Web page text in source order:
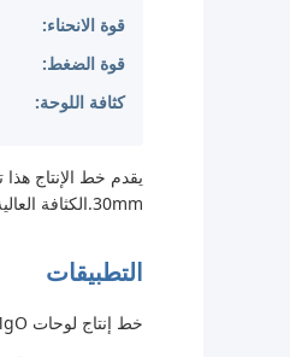
قوة الانحناء:
قوة الضغط:
كثافة اللوحة:
30mm.الكثافة العالية لللوح تضمن استقرار الأبعاد الممتازة ومقاومة الارتداء، مما يجعلها مناسبة للتطبيقات الهيكلية المتطلبة.
التطبيقات
خط إنتاج لوحات MgO مثالي لتطبيقات مختلفة عبر صناعات متعددة: